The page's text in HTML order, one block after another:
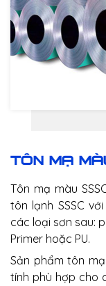
TÔN MẠ
Tôn mạ màu
tôn lạnh SSSC
các loại sơn sau:
Primer hoặc PU.
Sản phẩm tôn
tính phù hợp cho